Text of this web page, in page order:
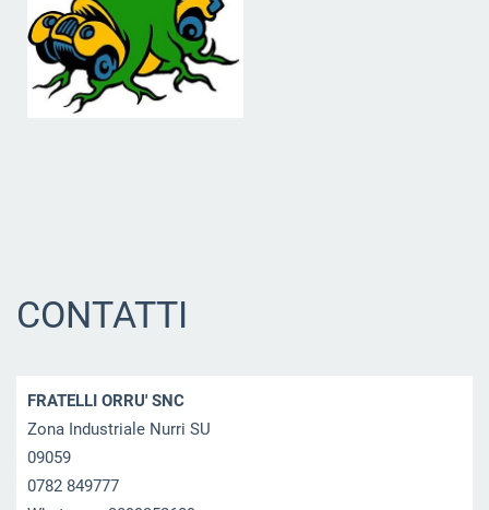
CONTATTI
FRATELLI ORRU' SNC
Zona Industriale Nurri SU
09059
0782 849777